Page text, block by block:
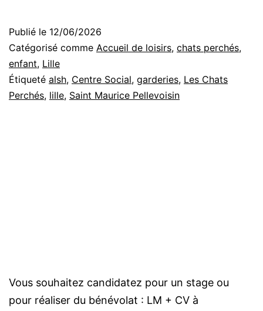
dossiers
Publié le 12/06/2026
Catégorisé comme Accueil de loisirs, chats perchés,
enfant, Lille
Étiqueté alsh, Centre Social, garderies, Les Chats
Perchés, lille, Saint Maurice Pellevoisin
Vous souhaitez candidatez pour un stage ou
pour réaliser du bénévolat : LM + CV à